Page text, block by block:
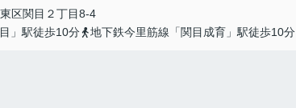
区関目 ２丁目8-4
」駅徒歩10分
地下鉄今里筋線「関目成育」駅徒歩10分